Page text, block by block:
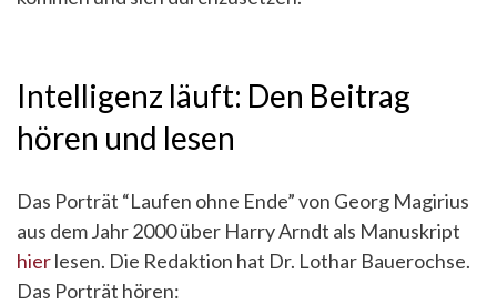
Intelligenz läuft: Den Beitrag
hören und lesen
Das Porträt “Laufen ohne Ende” von Georg Magirius
aus dem Jahr 2000 über Harry Arndt als Manuskript
hierlesen. Die Redaktion hat Dr. Lothar Bauerochse.
Das Porträt hören: